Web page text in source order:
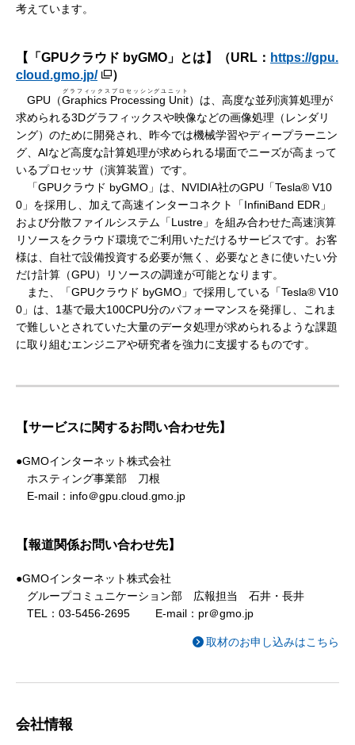
考えています。
【「GPUクラウド byGMO」とは】（URL： https://gpu.
cloud.gmo.jp/
）
GPU（Graphics Processing Unit
グラフィックスプロセッシングユニット
）は、高度な並列演算処理が
求められる3Dグラフィックスや映像などの画像処理（レンダリ
ング）のために開発され、昨今では機械学習やディープラーニン
グ、AIなど高度な計算処理が求められる場面でニーズが高まって
いるプロセッサ（演算装置）です。
「GPUクラウド byGMO」は、NVIDIA社のGPU「Tesla® V10
0」を採用し、加えて高速インターコネクト「InfiniBand EDR」
および分散ファイルシステム「Lustre」を組み合わせた高速演算
リソースをクラウド環境でご利用いただけるサービスです。お客
様は、自社で設備投資する必要が無く、必要なときに使いたい分
だけ計算（GPU）リソースの調達が可能となります。
また、「GPUクラウド byGMO」で採用している「Tesla® V10
0」は、1基で最大100CPU分のパフォーマンスを発揮し、これま
で難しいとされていた大量のデータ処理が求められるような課題
に取り組むエンジニアや研究者を強力に支援するものです。
【サービスに関するお問い合わせ先】
●GMOインターネット株式会社
ホスティング事業部 刀根
E-mail：info＠gpu.cloud.gmo.jp
【報道関係お問い合わせ先】
●GMOインターネット株式会社
グループコミュニケーション部 広報担当 石井・長井
TEL：03-5456-2695 E-mail：pr＠gmo.jp
取材のお申し込みはこちら
会社情報